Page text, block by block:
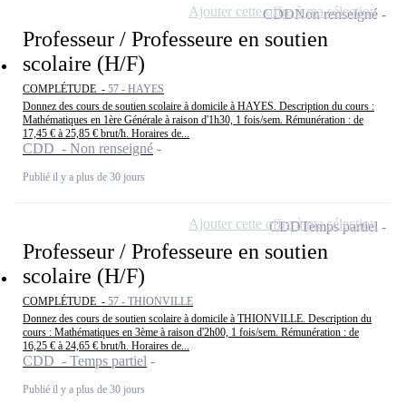
Professeur / Professeure en soutien
scolaire (H/F)
COMPLÉTUDE - 57 - HAYES
Donnez des cours de soutien scolaire à domicile à HAYES. Description du cours :
Mathématiques en 1ère Générale à raison d'1h30, 1 fois/sem. Rémunération : de
17,45 € à 25,85 € brut/h. Horaires de...
CDD - Non renseigné
Publié il y a plus de 30 jours
CDDNon renseigné
Ajouter cette offre à ma sélection
Professeur / Professeure en soutien
scolaire (H/F)
COMPLÉTUDE - 57 - THIONVILLE
Donnez des cours de soutien scolaire à domicile à THIONVILLE. Description du
cours : Mathématiques en 3ème à raison d'2h00, 1 fois/sem. Rémunération : de
16,25 € à 24,65 € brut/h. Horaires de...
CDD - Temps partiel
Publié il y a plus de 30 jours
CDDTemps partiel
Ajouter cette offre à ma sélection